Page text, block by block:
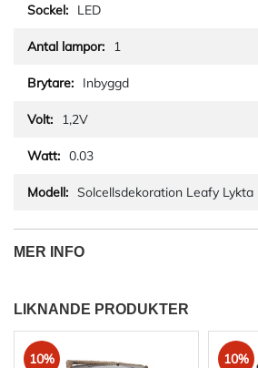
LED
1
Inbyggd
1,2V
0.03
Solcellsdekoration Leafy Lykta
MER INFO
LIKNANDE PRODUKTER
10% 10%